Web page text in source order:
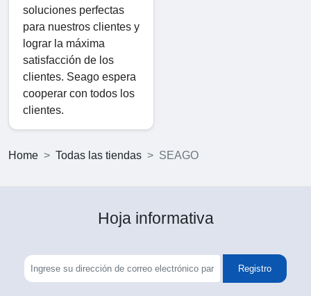
soluciones perfectas
para nuestros clientes y
lograr la máxima
satisfacción de los
clientes. Seago espera
cooperar con todos los
clientes.
Home Todas las tiendas SEAGO
Hoja informativa
Registro